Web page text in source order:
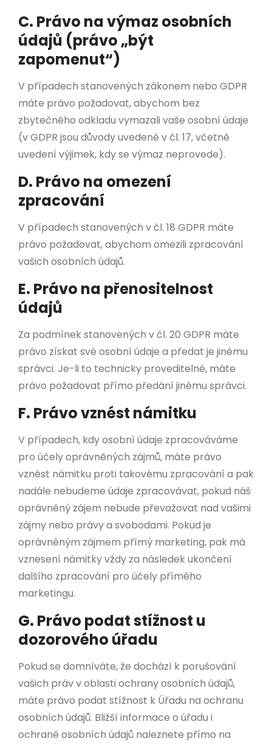
C. Právo na výmaz osobních
údajů (právo „být
zapomenut“)
V případech stanovených zákonem nebo GDPR
máte právo požadovat, abychom bez
zbytečného odkladu vymazali vaše osobní údaje
(v GDPR jsou důvody uvedené v čl. 17, včetně
uvedení výjimek, kdy se výmaz neprovede).
D. Právo na omezení
zpracování
V případech stanovených v čl. 18 GDPR máte
právo požadovat, abychom omezili zpracování
vašich osobních údajů.
E. Právo na přenositelnost
údajů
Za podmínek stanovených v čl. 20 GDPR máte
právo získat své osobní údaje a předat je jinému
správci. Je-li to technicky proveditelné, máte
právo požadovat přímo předání jinému správci.
F. Právo vznést námitku
V případech, kdy osobní údaje zpracováváme
pro účely oprávněných zájmů, máte právo
vznést námitku proti takovému zpracování a pak
nadále nebudeme údaje zpracovávat, pokud náš
oprávněný zájem nebude převažovat nad vašimi
zájmy nebo právy a svobodami. Pokud je
oprávněným zájmem přímý marketing, pak má
vznesení námitky vždy za následek ukončení
dalšího zpracování pro účely přímého
marketingu.
G. Právo podat stížnost u
dozorového úřadu
Pokud se domníváte, že dochází k porušování
vašich práv v oblasti ochrany osobních údajů,
máte právo podat stížnost k Úřadu na ochranu
osobních údajů. Bližší informace o úřadu i
ochraně osobních údajů naleznete přímo na